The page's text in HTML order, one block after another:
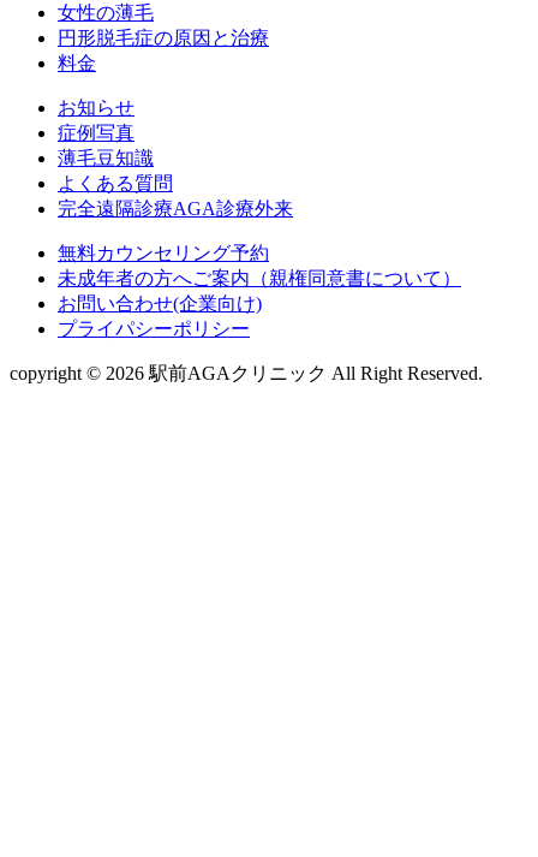
女性の薄毛
円形脱毛症の原因と治療
料金
お知らせ
症例写真
薄毛豆知識
よくある質問
完全遠隔診療AGA診療外来
無料カウンセリング予約
未成年者の方へご案内（親権同意書について）
お問い合わせ(企業向け)
プライパシーポリシー
copyright © 2026 駅前AGAクリニック All Right Reserved.